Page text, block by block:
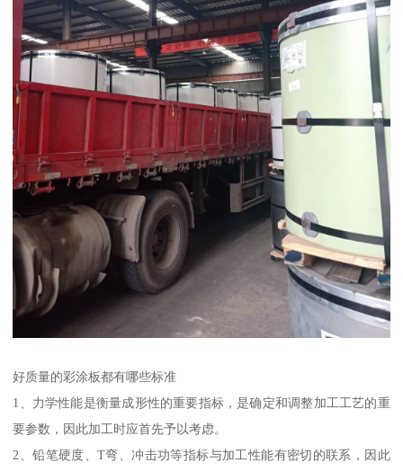
好质量的彩涂板都有哪些标准
1、力学性能是衡量成形性的重要指标，是确定和调整加工工艺的重
要参数，因此加工时应首先予以考虑。
2、铅笔硬度、T弯、冲击功等指标与加工性能有密切的联系，因此